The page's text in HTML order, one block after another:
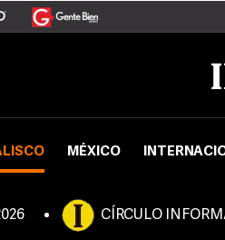
MÉXICO
CÍRCULO